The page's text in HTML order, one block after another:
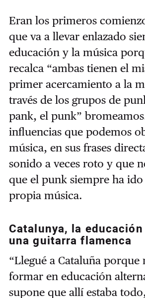
Eran los primeros
que va a llevar enlazado
educación y la música
recalca “ambas tienen el
primer acercamiento a la
través de los grupos de
pank, el punk”
influencias que podemos
música, en sus frases
sonido a veces roto y que
que el punk siempre ha ido
propia música.
Catalunya, la
una guitarra flamenca
“Llegué a Cataluña porque
formar en educación
supone que allí estaba